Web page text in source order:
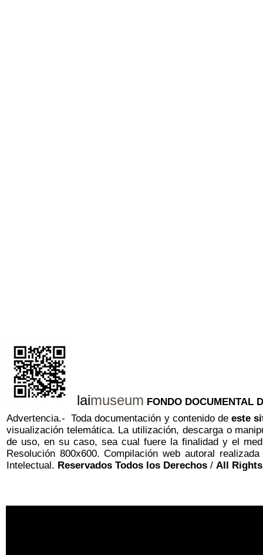
laimuseum FONDO DOCUMENTAL
Advertencia.- Toda documentación y contenido deeste
visualización telemática. La utilización, descarga o
de uso, en su caso, sea cual fuere la finalidad y el
Resolución 800x600.Compilación web autoral
Intelectual. Reservados Todos los Derechos / All